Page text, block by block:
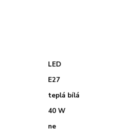
LED
E27
teplá bílá
40 W
ne